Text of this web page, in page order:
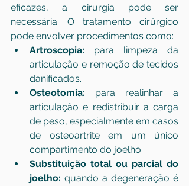
eficazes, a cirurgia pode ser
necessária. O tratamento cirúrgico
pode envolver procedimentos como:
Artroscopia: para limpeza da
articulação e remoção de tecidos
danificados.
Osteotomia: para realinhar a
articulação e redistribuir a carga
de peso, especialmente em casos
de osteoartrite em um único
compartimento do joelho.
Substituição total ou parcial do
joelho: quando a degeneração é